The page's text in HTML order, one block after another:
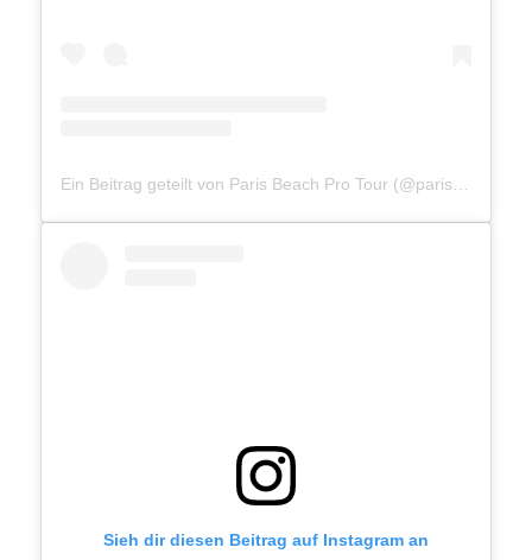
Sieh dir diesen Beitrag auf Instagram an